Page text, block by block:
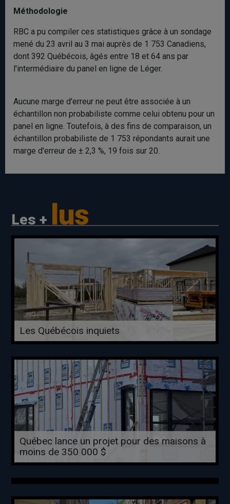
Méthodologie
RBC a pu compiler ces statistiques grâce à un sondage
mené du 23 avril au 3 mai auprès de 1 753 Canadiens,
dont 392 Québécois, âgés entre 18 et 64 ans par
l'intermédiaire du panel en ligne de Léger.
Aucune marge d'erreur ne peut être associée à un
échantillon non probabiliste comme celui obtenu pour un
panel en ligne. Toutefois, à des fins de comparaison, un
échantillon probabiliste de 1 753 répondants aurait une
marge d'erreur de ± 2,3 %, 19 fois sur 20.
Les + lus
Les Québécois inquiets
Québec lance un projet pour des maisons à
moins de 350 000 $